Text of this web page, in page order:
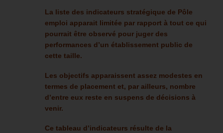
La liste des indicateurs stratégique de Pôle
emploi apparait limitée par rapport à tout ce qui
pourrait être observé pour juger des
performances d’un établissement public de
cette taille.
Les objectifs apparaissent assez modestes en
termes de placement et, par ailleurs, nombre
d’entre eux reste en suspens de décisions à
venir.
Ce tableau d’indicateurs résulte de la